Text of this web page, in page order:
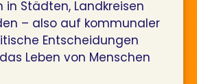
in Städten, Landkreisen
– also auf kommunaler
Entscheidungen
Leben von Menschen